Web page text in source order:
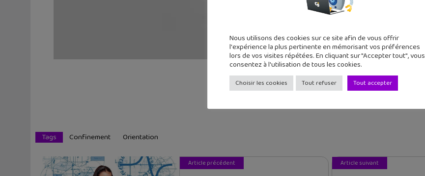
Tags Confinement Orientation
Article précédent Article suivant
Nous utilisons des cookies sur ce site afin de vous offrir
l'expérience la plus pertinente en mémorisant vos préférences
lors de vos visites répétées. En cliquant sur "Accepter tout", vous
consentez à l'utilisation de tous les cookies.
Choisir les cookies Tout refuser Tout accepter